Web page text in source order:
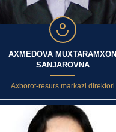
AXMEDOVA MUXTARAMXON
SANJAROVNA
Axborot-resurs markazi direktori